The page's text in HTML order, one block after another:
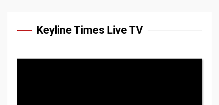
Keyline Times Live TV